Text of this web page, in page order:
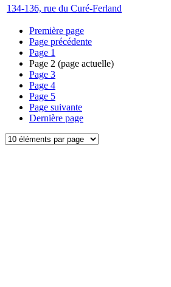
134-136, rue du Curé-Ferland
Première page
Page précédente
Page 1
Page 2 (page actuelle)
Page 3
Page 4
Page 5
Page suivante
Dernière page